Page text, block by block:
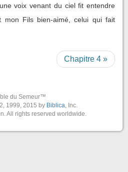
voix venant du ciel fit entendre
mon Fils bien-aimé, celui qui fait
Chapitre 4 »
du Semeur™
1999, 2015 by Biblica, Inc.
All rights reserved worldwide.